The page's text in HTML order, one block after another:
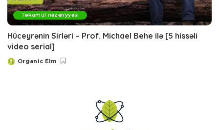
Təkamül nəzəriyyəsi
Hüceyrənin Sirləri – Prof. Michael Behe ilə [5 hissəli
video serial]
Posted
Organic Elm